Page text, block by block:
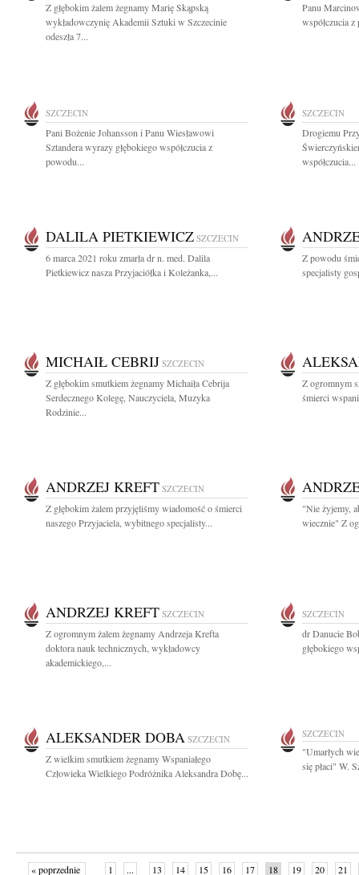
Z głębokim żalem żegnamy Marię Skąpską
wykładowczynię Akademii Sztuki w Szczecinie
odeszła 7...
Panu
współczucia
SZCZECIN
Pani Bożenie Johansson i Panu Wiesławowi
Sztandera wyrazy głębokiego współczucia z
powodu...
SZCZECIN
Drogiemu
współczucia...
DALILA PIETKIEWICZ SZCZECIN
6 marca 2021 roku zmarła dr n. med. Dalila
Pietkiewicz nasza Przyjaciółka i Koleżanka,...
Z powodu
specjalisty
MICHAIŁ CEBRIJ SZCZECIN
Z głębokim smutkiem żegnamy Michaiła Cebrija
Serdecznego Kolegę, Nauczyciela, Muzyka
Rodzinie...
Z ogromnym
śmierci
ANDRZEJ KREFT SZCZECIN
Z głębokim żalem przyjęliśmy wiadomość o śmierci
naszego Przyjaciela, wybitnego specjalisty...
"Nie żyjemy,
wiecznie" Z
ANDRZEJ KREFT SZCZECIN
Z ogromnym żalem żegnamy Andrzeja Krefta
doktora nauk technicznych, wykładowcy
akademickiego,...
SZCZECIN
dr Danucie
głębokiego
ALEKSANDER DOBA SZCZECIN
Z wielkim smutkiem żegnamy Wspaniałego
Człowieka Wielkiego Podróżnika Aleksandra Dobę...
SZCZECIN
"Umarłych
się płaci" W.
« poprzednie 1 ... 13 14 15 16 17 18 19 20 21